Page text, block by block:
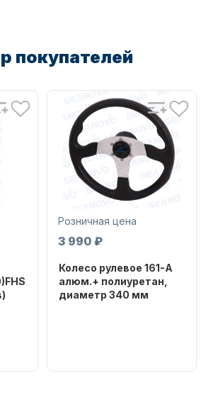
троса: 30м / 5мм
Есть
мм:
кг: 7,7
покупателей
Розничная цена
3 990 ₽
Колесо рулевое 161-A
алюм.+ полиуретан,
диаметр 340 мм